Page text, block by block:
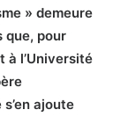
» demeure
que, pour
à l’Université
ajoute